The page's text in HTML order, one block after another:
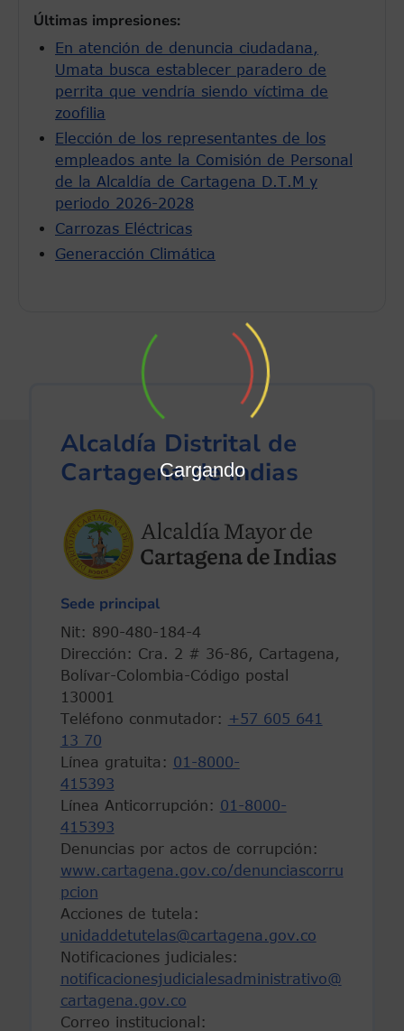
Últimas impresiones:
En atención de denuncia ciudadana,
Umata busca establecer paradero de
perrita que vendría siendo víctima de
zoofilia
Elección de los representantes de los
empleados ante la Comisión de Personal
de la Alcaldía de Cartagena D.T.M y
periodo 2026-2028
Carrozas Eléctricas
Generacción Climática
Alcaldía Distrital de
Cartagena de Indias
Sede principal
Nit: 890-480-184-4
Dirección: Cra. 2 # 36-86, Cartagena,
Bolívar-Colombia-Código postal
130001
Teléfono conmutador: +57 605 641
13 70
Línea gratuita: 01-8000-
415393
Línea Anticorrupción: 01-8000-
415393
Denuncias por actos de corrupción:
www.cartagena.gov.co/denunciascorru
pcion
Acciones de tutela:
unidaddetutelas@cartagena.gov.co
Notificaciones judiciales:
notificacionesjudicialesadministrativo@
cartagena.gov.co
Correo institucional:
Cargando